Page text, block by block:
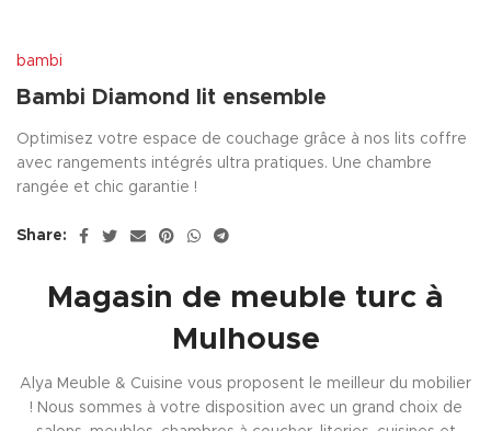
bambi
Bambi Diamond lit ensemble
Optimisez votre espace de couchage grâce à nos lits coffre
avec rangements intégrés ultra pratiques. Une chambre
rangée et chic garantie !
Share:
Magasin de meuble turc à
Mulhouse
Alya Meuble & Cuisine vous proposent le meilleur du mobilier
! Nous sommes à votre disposition avec un grand choix de